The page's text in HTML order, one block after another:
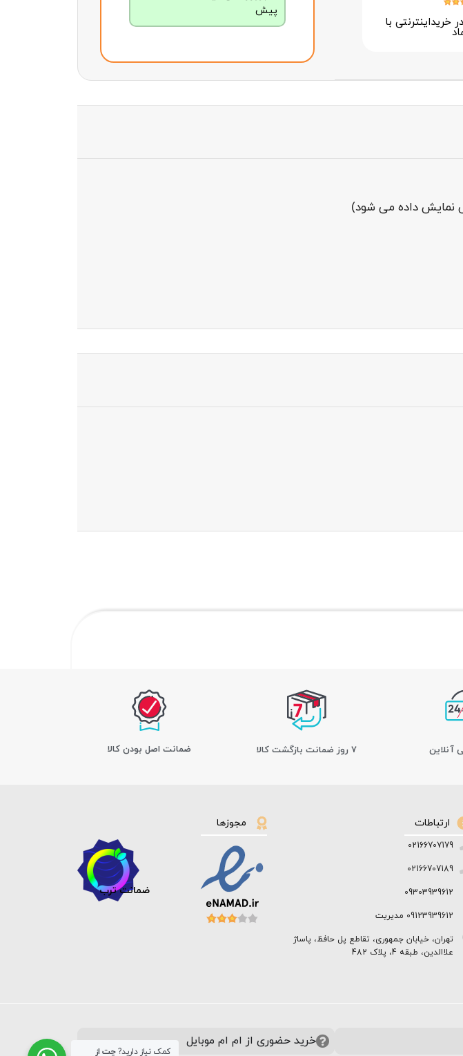
خرید‌اینترنتی با
پیش
نمایش داده می شود)
آنلاین 7 روز ضمانت بازگشت کالا ﺿﻤﺎﻧﺖ اﺻﻞ ﺑﻮدن ﮐﺎﻟﺎ
ارتباطات
02166707179
02166707189
09303939612
09123939612 مدیریت
تهران، خیابان جمهوری، تقاطع پل حافظ، پاساژ
علاالدین، طبقه 4، پلاک 482
مجوزها
ضمانت ترب
خرید حضوری از ام ام موبایل
کمک نیاز دارید?چت از